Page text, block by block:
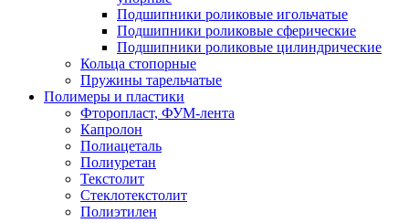
Подшипники роликовые игольчатые
Подшипники роликовые сферические
Подшипники роликовые цилиндрические
Кольца стопорные
Пружины тарельчатые
Полимеры и пластики
Фторопласт, ФУМ-лента
Капролон
Полиацеталь
Полиуретан
Текстолит
Стеклотекстолит
Полиэтилен